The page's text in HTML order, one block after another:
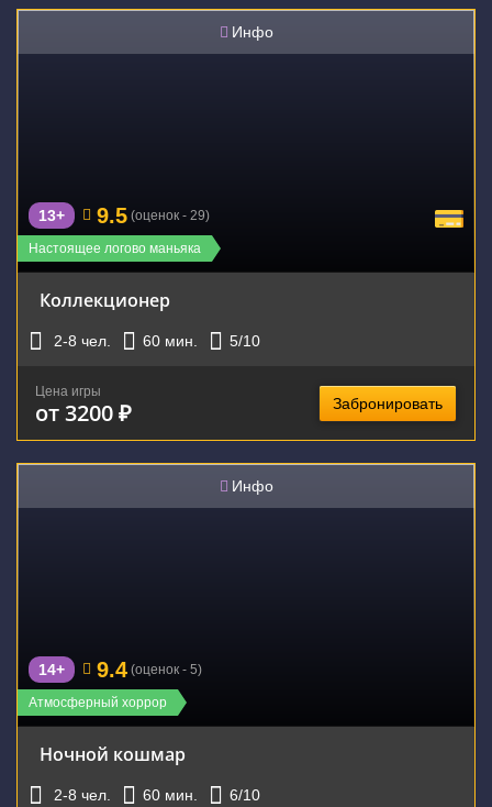
Инфо
Настоящее логово маньяка
13+ 9.5 (оценок - 29)
Коллекционер
2-8 чел. 60 мин. 5/10
Цена игры
от 3200 ₽ Забронировать
Инфо
Атмосферный хоррор
14+ 9.4 (оценок - 5)
Ночной кошмар
2-8 чел. 60 мин. 6/10